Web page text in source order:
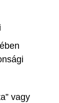
vagy